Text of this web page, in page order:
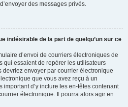
des messages privés.
indésirable de la part de quelqu’un sur ce
d’envoi de courriers électroniques de
qui essaient de repérer les utilisateurs
devriez envoyer par courrier électronique
que vous avez reçu à un
important d’y inclure les en-têtes contenant
électronique. Il pourra alors agir en